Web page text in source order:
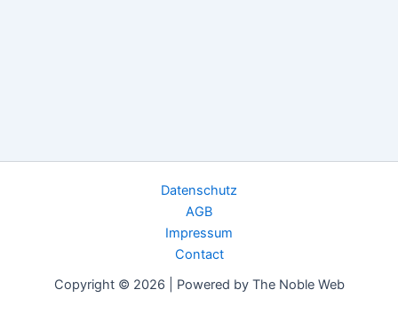
Datenschutz
AGB
Impressum
Contact
Copyright © 2026 | Powered by The Noble Web